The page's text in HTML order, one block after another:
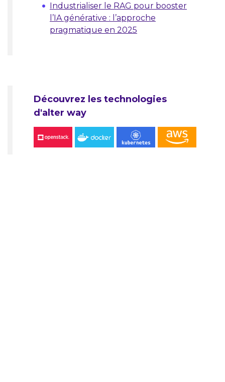
Industrialiser le RAG pour booster
l’IA générative : l’approche
pragmatique en 2025
Découvrez les technologies
d'alter way